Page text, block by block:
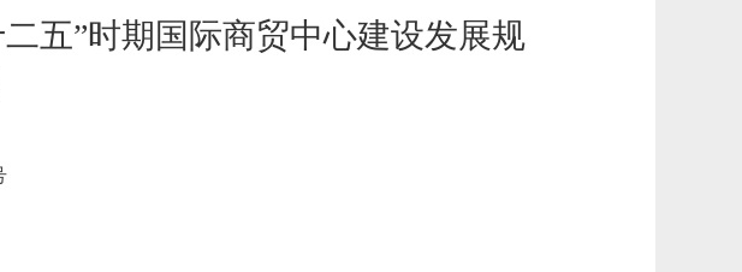
五”时期国际商贸中心建设发展规